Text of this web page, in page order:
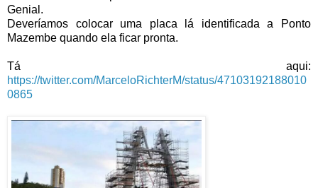
Genial.
Deveríamos colocar uma placa lá identificada a Ponto
Mazembe quando ela ficar pronta.
Tá aqui:
https://twitter.com/MarceloRichterM/status/47103192188010
0865